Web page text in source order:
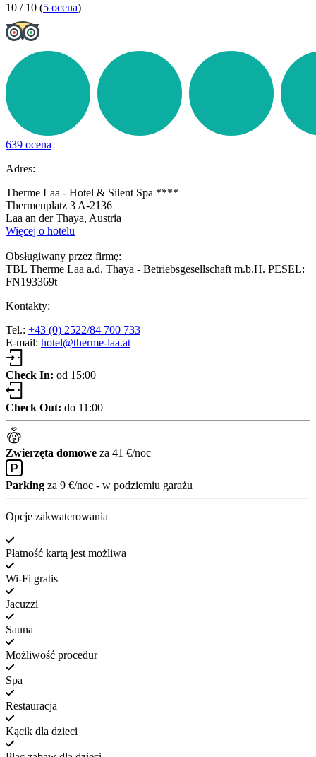
10 / 10 (5 ocena)
639 ocena
Adres:
Therme Laa - Hotel & Silent Spa ****
Thermenplatz 3 A-2136
Laa an der Thaya, Austria
Więcej o hotelu
Obsługiwany przez firmę:
TBL Therme Laa a.d. Thaya - Betriebsgesellschaft m.b.H. PESEL:
FN193369t
Kontakty:
Tel.: +43 (0) 2522/84 700 733
E-mail: hotel@therme-laa.at
Check In: od 15:00
Check Out: do 11:00
Zwierzęta domowe za 41 €/noc
Parking za 9 €/noc - w podziemiu garażu
Opcje zakwaterowania
Płatność kartą jest możliwa
Wi-Fi gratis
Jacuzzi
Sauna
Możliwość procedur
Spa
Restauracja
Kącik dla dzieci